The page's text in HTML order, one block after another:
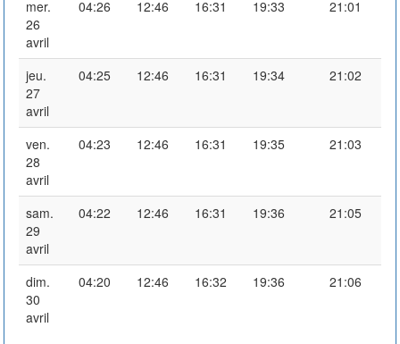
mer.
26
avril
04:26 12:46 16:31 19:33 21:01
jeu.
27
avril
04:25 12:46 16:31 19:34 21:02
ven.
28
avril
04:23 12:46 16:31 19:35 21:03
sam.
29
avril
04:22 12:46 16:31 19:36 21:05
dim.
30
avril
04:20 12:46 16:32 19:36 21:06